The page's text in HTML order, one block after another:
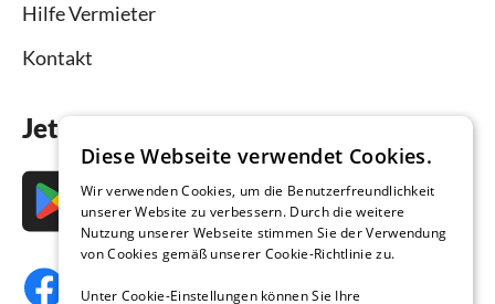
Hilfe Vermieter
Kontakt
Jetzt die App downloaden
Diese Webseite verwendet Cookies.
Wir verwenden Cookies, um die Benutzerfreundlichkeit
unserer Website zu verbessern. Durch die weitere
Nutzung unserer Webseite stimmen Sie der Verwendung
von Cookies gemäß unserer Cookie-Richtlinie zu.
Unter Cookie-Einstellungen können Sie Ihre